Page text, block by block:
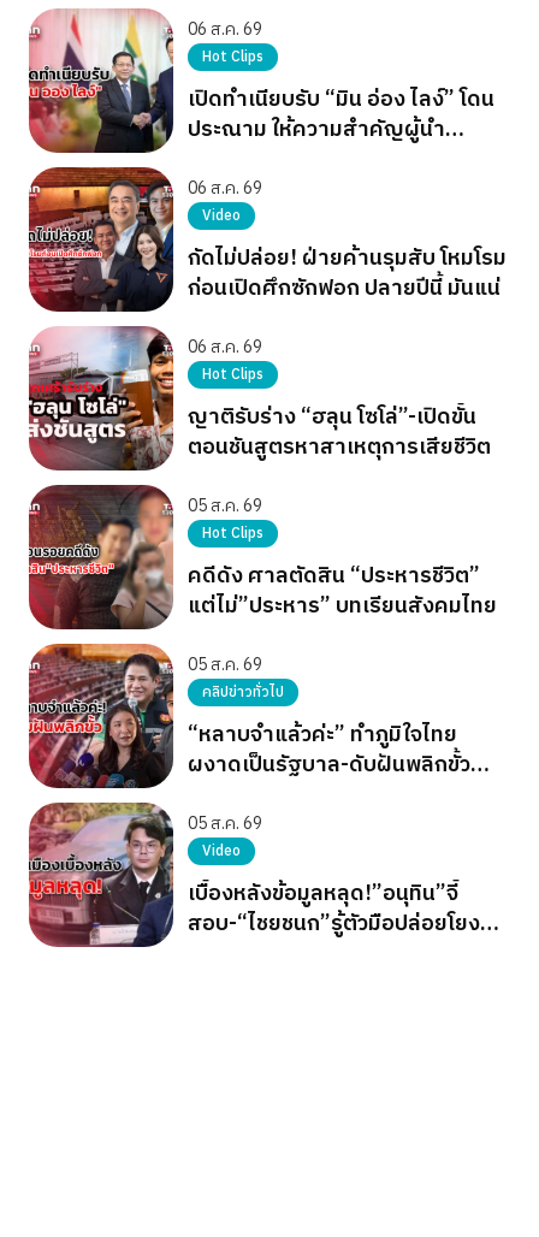
06 ส.ค. 69
Hot Clips
เปิดทำเนียบรับ “มิน อ่อง ไลง์” โดน
ประณาม ให้ความสำคัญผู้นำ
06 ส.ค. 69
Video
กัดไม่ปล่อย! ฝ่ายค้านรุมสับ โหมโรม
ก่อนเปิดศึกซักฟอก ปลายปีนี้ มันแน่
06 ส.ค. 69
Hot Clips
ญาติรับร่าง “ฮลุน โซโล่”-เปิดขั้น
ตอนชันสูตรหาสาเหตุการเสียชีวิต
05 ส.ค. 69
Hot Clips
คดีดัง ศาลตัดสิน “ประหารชีวิต”
แต่ไม่”ประหาร” บทเรียนสังคมไทย
05 ส.ค. 69
คลิปข่าวทั่วไป
“หลาบจำแล้วค่ะ” ทำภูมิใจไทย
ผงาดเป็นรัฐบาล-ดับฝันพลิกขั้ว
05 ส.ค. 69
Video
เบื้องหลังข้อมูลหลุด!”อนุทิน”จี้
สอบ-“ไชยชนก”รู้ตัวมือปล่อยโยง